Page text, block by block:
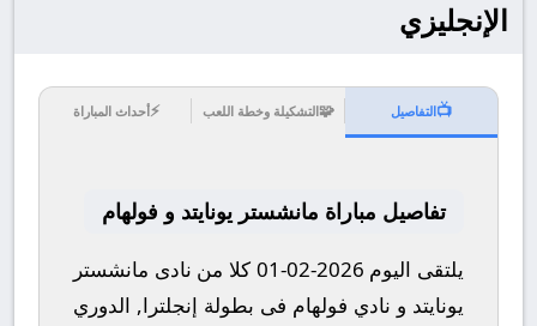
الإنجليزي
📺التفاصيل 🧩التشكيلة وخطة اللعب ⚡أحداث المباراة
تفاصيل مباراة مانشستر يونايتد و فولهام
يلتقى اليوم 2026-02-01 كلا من نادى مانشستر
يونايتد و نادي فولهام فى بطولة إنجلترا, الدوري